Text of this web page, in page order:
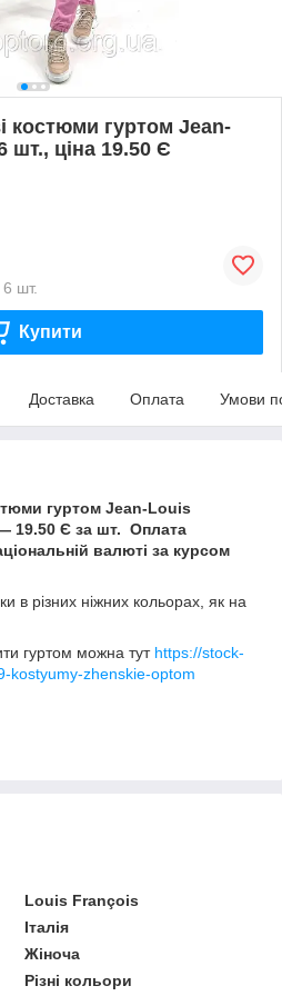
костюми гуртом Jean-
шт., ціна 19.50 Є
шт.
Купити
Доставка Оплата Умови
гуртом Jean-Louis
19.50 Є за шт. Оплата
валюті за курсом
в різних ніжних кольорах, як на
гуртом можна тут https://stock-
kostyumy-zhenskie-optom
Louis François
Італія
Жіноча
Різні кольори